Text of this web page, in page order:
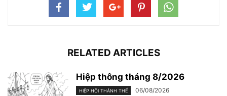
RELATED ARTICLES
Hiệp thông tháng 8/2026
HIỆP HỘI THÁNH THỂ 06/08/2026